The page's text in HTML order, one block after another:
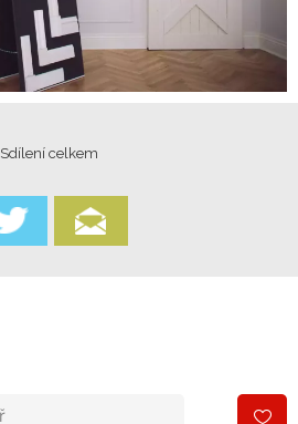
Sdílení celkem